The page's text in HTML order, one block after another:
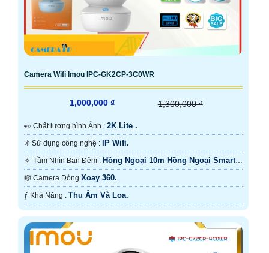
Camera Wifi Imou IPC-GK2CP-3C0WR
1,000,000 ₫ 1,300,000 ₫
️👀 Chất lượng hình Ảnh : 2K Lite .
✳️ Sử dụng công nghệ : IP Wifi.
🔅 Tầm Nhìn Ban Đêm : Hồng Ngoại 10m Hồng Ngoại Smart
IR. 🎼️ Camera Dòng Xoay 360.
️ƒ Khả Năng : Thu Âm Và Loa.